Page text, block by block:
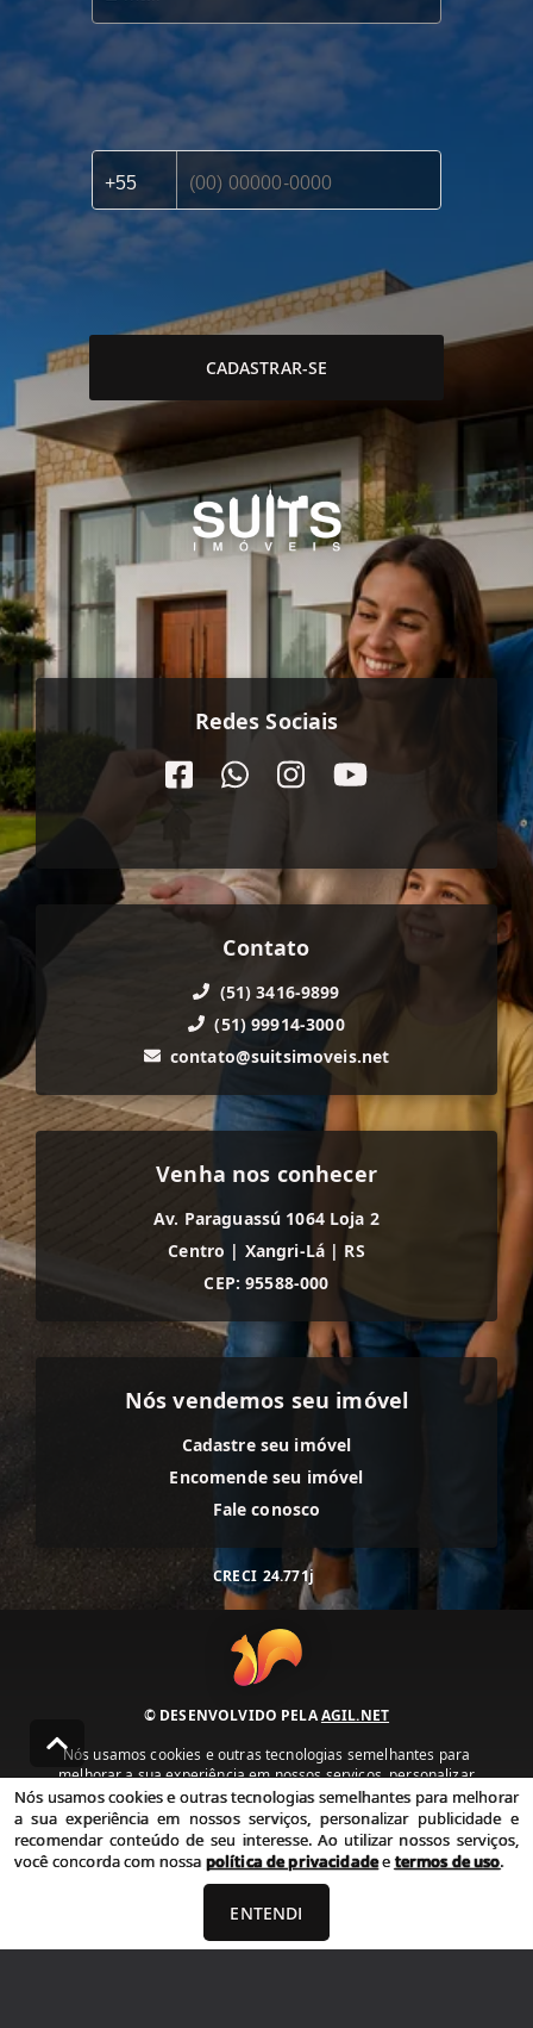
CADASTRAR-SE
Redes Sociais
Contato
(51) 3416-9899
(51) 99914-3000
contato@suitsimoveis.net
Venha nos conhecer
Av. Paraguassú 1064 Loja 2
Centro | Xangri-Lá | RS
CEP: 95588-000
Nós vendemos seu imóvel
Cadastre seu imóvel
Encomende seu imóvel
Fale conosco
CRECI 24.771j
© DESENVOLVIDO PELAAGIL.NET
Nós usamos cookies e outras tecnologias semelhantes para
melhorar a sua experiência em nossos serviços, personalizar
publicidade e recomendar conteúdo de seu interesse. Ao utilizar
nossos serviços, você concorda com nossa política de privacidade e
termos de uso.
Política de Privacidade Termos de uso
Nós usamos cookies e outras tecnologias semelhantes para melhorar
a sua experiência em nossos serviços, personalizar publicidade e
recomendar conteúdo de seu interesse. Ao utilizar nossos serviços,
você concorda com nossa política de privacidadeetermos de uso.
ENTENDI